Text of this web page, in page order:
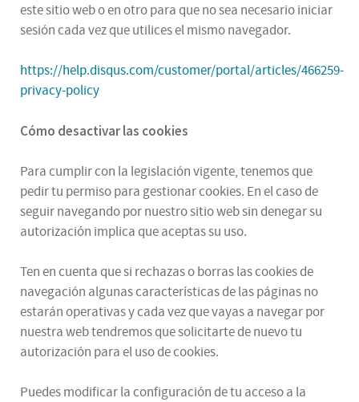
este sitio web o en otro para que no sea necesario iniciar
sesión cada vez que utilices el mismo navegador.
https://help.disqus.com/customer/portal/articles/466259-
privacy-policy
Cómo desactivar las cookies
Para cumplir con la legislación vigente, tenemos que
pedir tu permiso para gestionar cookies. En el caso de
seguir navegando por nuestro sitio web sin denegar su
autorización implica que aceptas su uso.
Ten en cuenta que si rechazas o borras las cookies de
navegación algunas características de las páginas no
estarán operativas y cada vez que vayas a navegar por
nuestra web tendremos que solicitarte de nuevo tu
autorización para el uso de cookies.
Puedes modificar la configuración de tu acceso a la